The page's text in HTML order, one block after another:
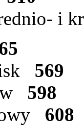
i
569
598
608